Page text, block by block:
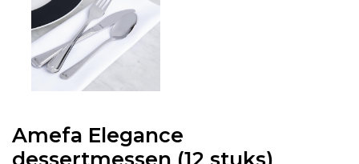
Amefa Elegance
dessertmessen (12 stuks)